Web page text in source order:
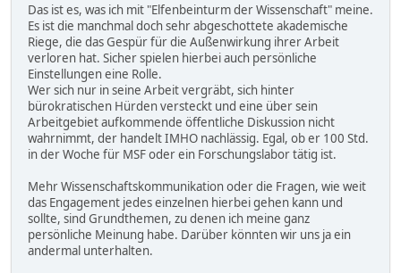
Das ist es, was ich mit "Elfenbeinturm der Wissenschaft" meine.
Es ist die manchmal doch sehr abgeschottete akademische
Riege, die das Gespür für die Außenwirkung ihrer Arbeit
verloren hat. Sicher spielen hierbei auch persönliche
Einstellungen eine Rolle.
Wer sich nur in seine Arbeit vergräbt, sich hinter
bürokratischen Hürden versteckt und eine über sein
Arbeitgebiet aufkommende öffentliche Diskussion nicht
wahrnimmt, der handelt IMHO nachlässig. Egal, ob er 100 Std.
in der Woche für MSF oder ein Forschungslabor tätig ist.
Mehr Wissenschaftskommunikation oder die Fragen, wie weit
das Engagement jedes einzelnen hierbei gehen kann und
sollte, sind Grundthemen, zu denen ich meine ganz
persönliche Meinung habe. Darüber könnten wir uns ja ein
andermal unterhalten.